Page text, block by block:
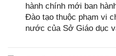
hành chính mới ban
Đào tạo thuộc phạm vi
nước của Sở Giáo dục